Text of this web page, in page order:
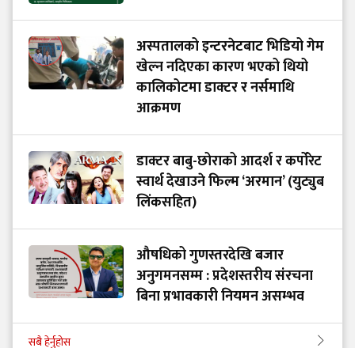
अस्पतालको इन्टरनेटबाट भिडियो गेम
खेल्न नदिएका कारण भएको थियो
कालिकोटमा डाक्टर र नर्समाथि
आक्रमण
डाक्टर बाबु-छोराको आदर्श र कर्पोरेट
स्वार्थ देखाउने फिल्म ‘अरमान’ (युट्युब
लिंकसहित)
औषधिको गुणस्तरदेखि बजार
अनुगमनसम्म : प्रदेशस्तरीय संरचना
बिना प्रभावकारी नियमन असम्भव
सबै हेर्नुहोस